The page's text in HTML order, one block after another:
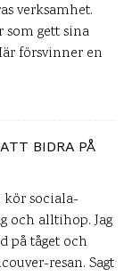
verksamhet.
gett sina
försvinner en
BIDRA PÅ
kör sociala-
och alltihop. Jag
på tåget och
resan. Sagt